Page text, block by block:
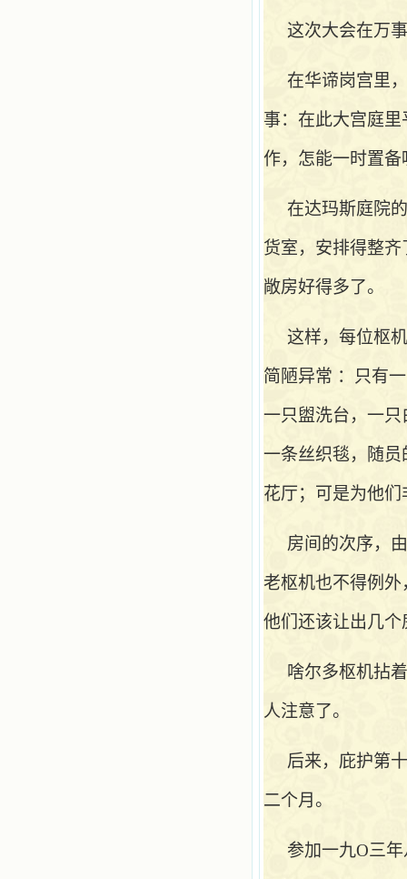
这次大会在万
在华谛岗宫里
事：在此大宫庭
作，怎能一时置
在达玛斯庭院
货室，安排得整
敞房好得多了。
这样，每位枢
简陋异常 ：只有
一只盥洗台，一
一条丝织毯，随
花厅；可是为他
房间的次序，
老枢机也不得例
他们还该让出几
啥尔多枢机拈
人注意了。
后来，庇护第
二个月。
参加一九O三